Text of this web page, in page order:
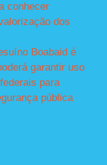
conhecer
dos
Boabaid é
garantir uso
para
pública